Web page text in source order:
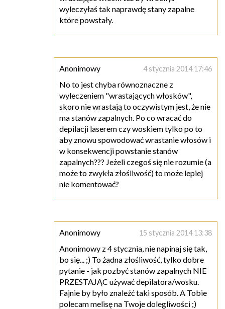
wyleczyłaś tak naprawdę stany zapalne
które powstały.
Anonimowy 4 stycznia 2014 17:46
No to jest chyba równoznaczne z
wyleczeniem "wrastających włosków",
skoro nie wrastają to oczywistym jest, że nie
ma stanów zapalnych. Po co wracać do
depilacji laserem czy woskiem tylko po to
aby znowu spowodować wrastanie włosów i
w konsekwencji powstanie stanów
zapalnych??? Jeżeli czegoś się nie rozumie (a
może to zwykła złośliwość) to może lepiej
nie komentować?
Anonimowy 15 stycznia 2014 13:38
Anonimowy z 4 stycznia, nie napinaj się tak,
bo się... ;) To żadna złośliwość, tylko dobre
pytanie - jak pozbyć stanów zapalnych NIE
PRZESTAJĄC używać depilatora/wosku.
Fajnie by było znaleźć taki sposób. A Tobie
polecam melisę na Twoje dolegliwości ;)